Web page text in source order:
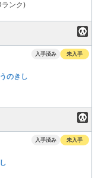
ランク)
入手済み 未入手
のきし
入手済み 未入手